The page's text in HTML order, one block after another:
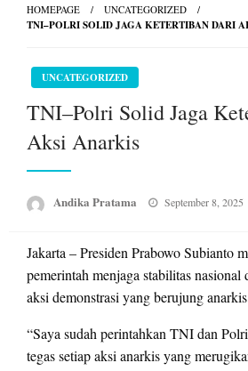
HOMEPAGE UNCATEGORIZED
TNI–POLRI SOLID JAGA KETERTIBAN DARI
UNCATEGORIZED
TNI–Polri Solid Jaga
Aksi Anarkis
Andika Pratama
Posted
September 8, 2025
Jakarta – Presiden Prabowo Subianto
pemerintah menjaga stabilitas nasional
aksi demonstrasi yang berujung
“Saya sudah perintahkan TNI dan
tegas setiap aksi anarkis yang